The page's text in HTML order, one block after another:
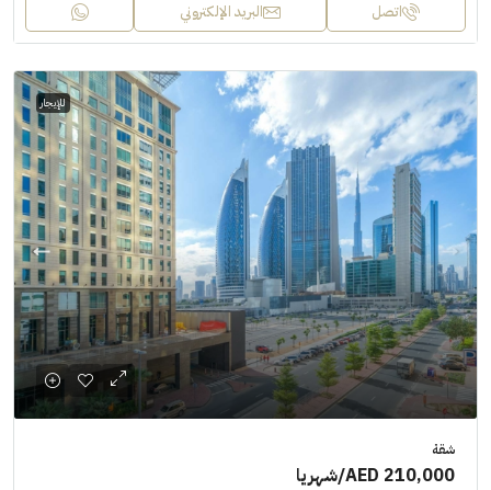
اتصل البريد الإلكتروني
للإيجار
شقة
AED 210,000/شهريا